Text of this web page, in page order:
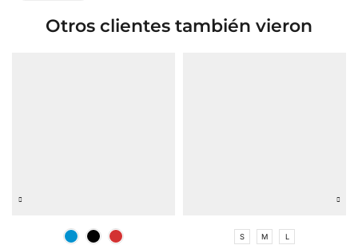
Otros clientes también vieron
S M L